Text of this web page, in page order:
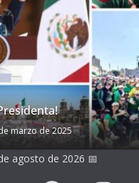
marzo de 2025
agosto de 2026 📅